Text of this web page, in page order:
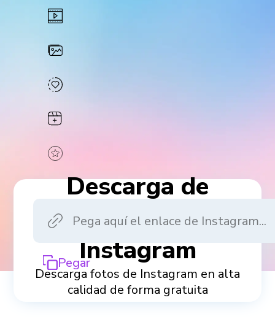
Descarga de
fotos de
Instagram
Descarga fotos de Instagram en alta
calidad de forma gratuita
Pegar